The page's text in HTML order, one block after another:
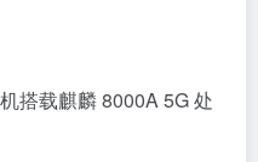
搭载麒麟 8000A 5G 处